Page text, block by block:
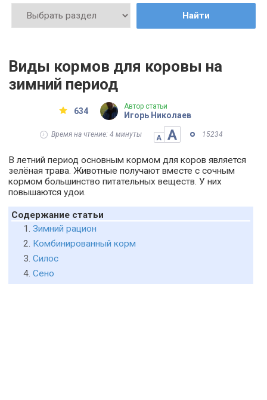
Найти
Виды кормов для коровы на
зимний период
634 Автор статьи
Игорь Николаев
Время на чтение: 4 минуты А А 15234
В летний период основным кормом для коров является
зелёная трава. Животные получают вместе с сочным
кормом большинство питательных веществ. У них
повышаются удои.
Содержание статьи
Зимний рацион
Комбинированный корм
Силос
Сено